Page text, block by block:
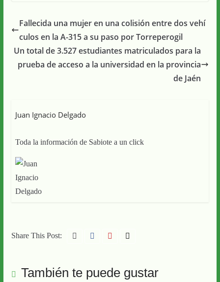
Fallecida una mujer en una colisión entre dos vehí
culos en la A-315 a su paso por Torreperogil
Un total de 3.527 estudiantes matriculados para la
prueba de acceso a la universidad en la provincia
de Jaén
Juan Ignacio Delgado
Toda la información de Sabiote a un click
Share This Post:
También te puede gustar